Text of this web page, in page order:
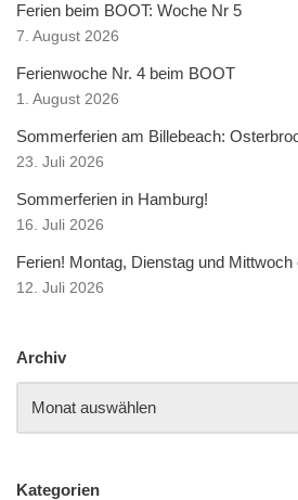
Ferien beim BOOT: Woche Nr 5
7. August 2026
Ferienwoche Nr. 4 beim BOOT
1. August 2026
Sommerferien am Billebeach:
23. Juli 2026
Sommerferien in Hamburg!
16. Juli 2026
Ferien! Montag, Dienstag und Mittwoch
12. Juli 2026
Archiv
Kategorien